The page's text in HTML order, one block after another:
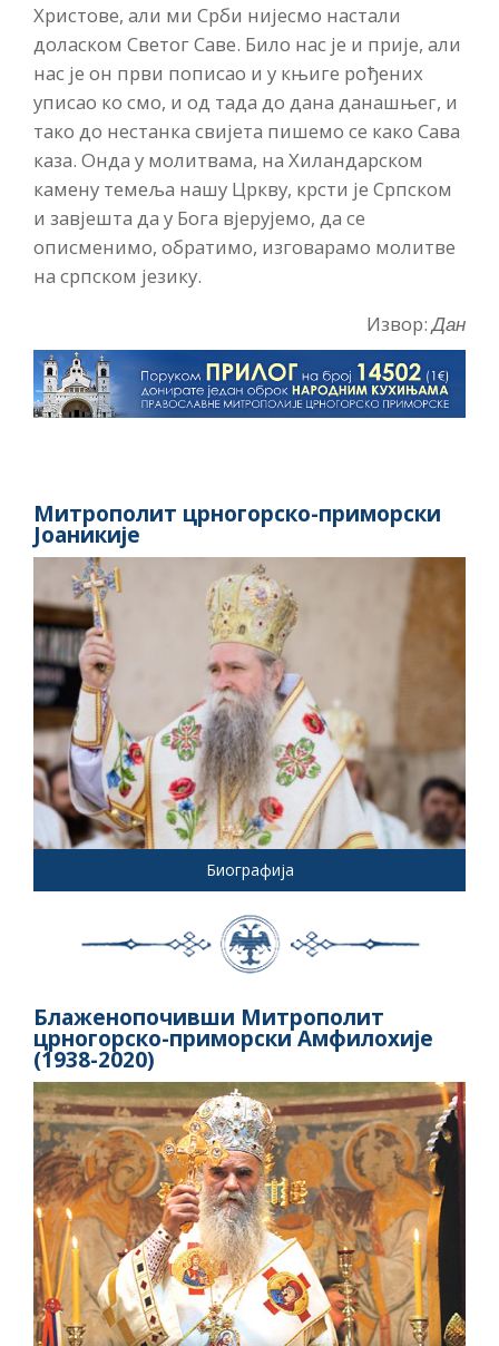
Христове, али ми Срби нијесмо настали
доласком Светог Саве. Било нас је и прије, али
нас је он први пописао и у књиге рођених
уписао ко смо, и од тада до дана данашњег, и
тако до нестанка свијета пишемо се како Сава
каза. Онда у молитвама, на Хиландарском
камену темеља нашу Цркву, крсти је Српском
и завјешта да у Бога вјерујемо, да се
описменимо, обратимо, изговарамо молитве
на српском језику.
Извор:Дан
Митрополит црногорско-приморски
Јоаникије
Биографија
Блаженопочивши Митрополит
црногорско-приморски Амфилохије
(1938-2020)